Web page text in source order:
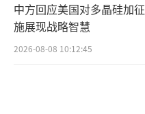
中方回应美国对多晶硅加
施展现战略智慧
2026-08-08 10:12:45